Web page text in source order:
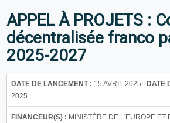
APPEL À PROJETS :
décentralisée franco
2025-2027
DATE DE LANCEMENT : 15 AVRIL 2025 | DATE
2025
FINANCEUR(S) : MINISTÈRE DE L'EUROPE ET